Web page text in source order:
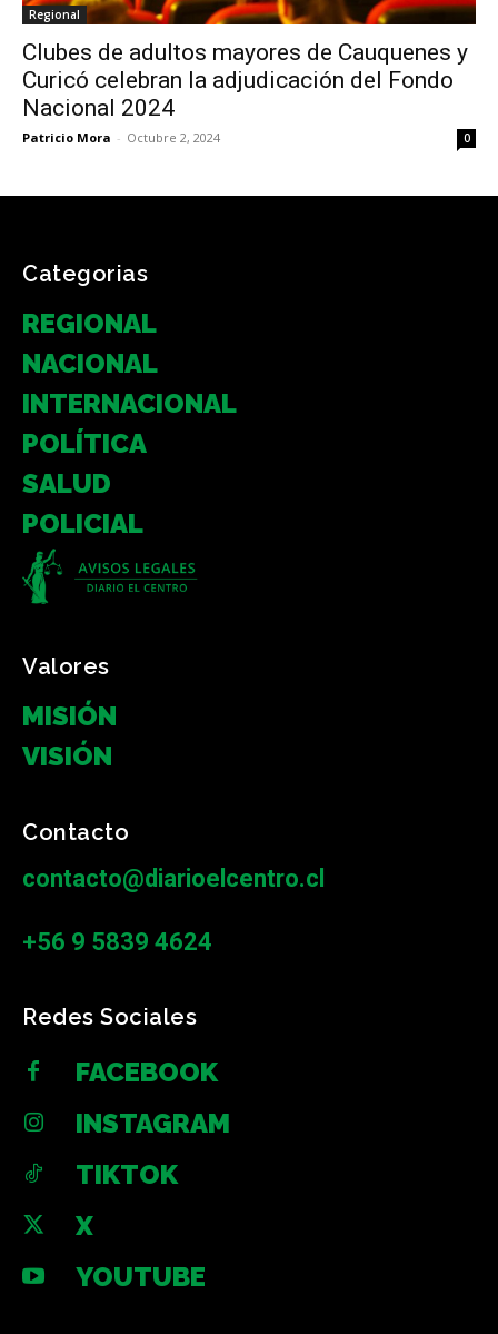
Regional
Clubes de adultos mayores de Cauquenes y
Curicó celebran la adjudicación del Fondo
Nacional 2024
Patricio Mora - Octubre 2, 2024 0
Categorias
REGIONAL
NACIONAL
INTERNACIONAL
POLÍTICA
SALUD
POLICIAL
Valores
MISIÓN
VISIÓN
Contacto
contacto@diarioelcentro.cl
+56 9 5839 4624
Redes Sociales
FACEBOOK
INSTAGRAM
TIKTOK
X
YOUTUBE